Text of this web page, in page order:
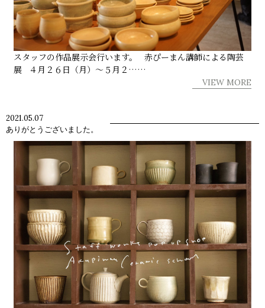
スタッフの作品展示会行います。 赤ぴーまん講師による陶芸
展 ４月２６日（月）～５月２……
VIEW MORE
2021.05.07
ありがとうございました。